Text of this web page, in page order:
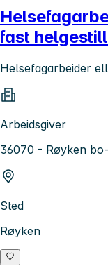
fast
Helsefagarbeider
Arbeidsgiver
36070 - Røyken
Sted
Røyken